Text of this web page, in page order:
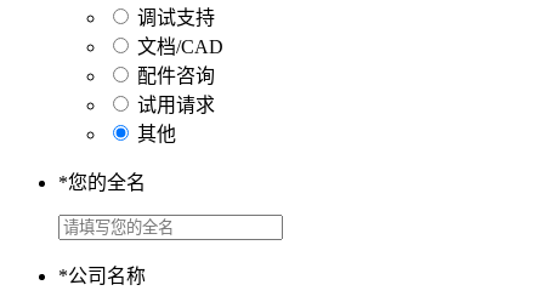
调试支持
文档/CAD
配件咨询
试用请求
其他
*您的全名
*公司名称